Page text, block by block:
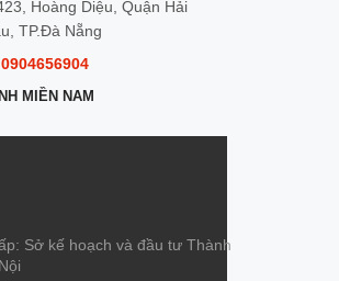
Hoàng Diệu, Quận Hải
TP.Đà Nẵng
0904656904
MIỀN NAM
Sở kế hoạch và đầu tư Thành